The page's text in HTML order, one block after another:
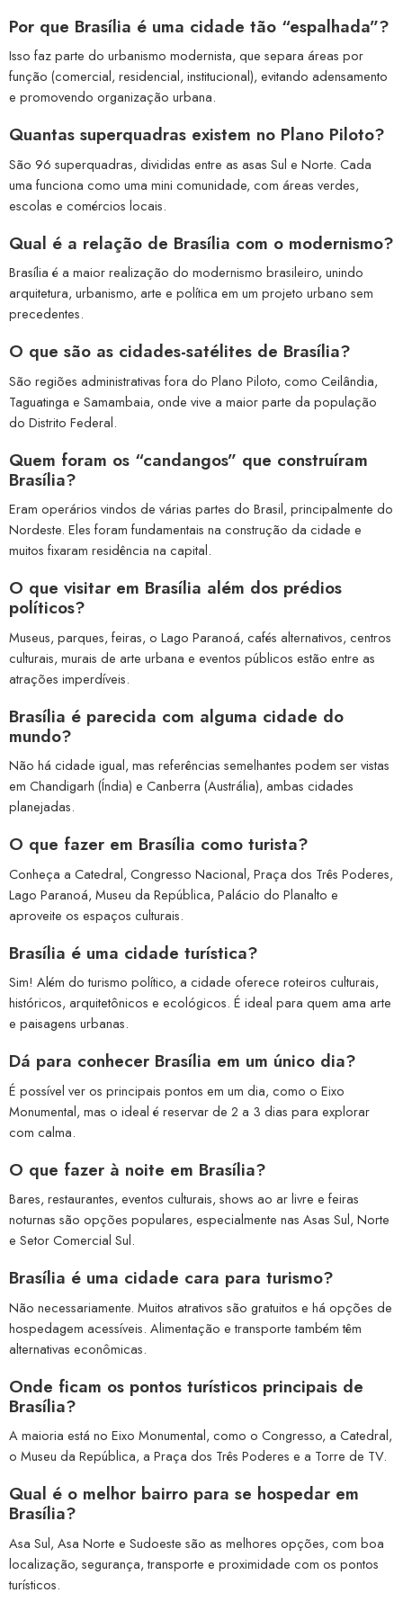
Por que Brasília é uma cidade tão “espalhada”?
Isso faz parte do urbanismo modernista, que separa áreas por
função (comercial, residencial, institucional), evitando adensamento
e promovendo organização urbana.
Quantas superquadras existem no Plano Piloto?
São 96 superquadras, divididas entre as asas Sul e Norte. Cada
uma funciona como uma mini comunidade, com áreas verdes,
escolas e comércios locais.
Qual é a relação de Brasília com o modernismo?
Brasília é a maior realização do modernismo brasileiro, unindo
arquitetura, urbanismo, arte e política em um projeto urbano sem
precedentes.
O que são as cidades-satélites de Brasília?
São regiões administrativas fora do Plano Piloto, como Ceilândia,
Taguatinga e Samambaia, onde vive a maior parte da população
do Distrito Federal.
Quem foram os “candangos” que construíram
Brasília?
Eram operários vindos de várias partes do Brasil, principalmente do
Nordeste. Eles foram fundamentais na construção da cidade e
muitos fixaram residência na capital.
O que visitar em Brasília além dos prédios
políticos?
Museus, parques, feiras, o Lago Paranoá, cafés alternativos, centros
culturais, murais de arte urbana e eventos públicos estão entre as
atrações imperdíveis.
Brasília é parecida com alguma cidade do
mundo?
Não há cidade igual, mas referências semelhantes podem ser vistas
em Chandigarh (Índia) e Canberra (Austrália), ambas cidades
planejadas.
O que fazer em Brasília como turista?
Conheça a Catedral, Congresso Nacional, Praça dos Três Poderes,
Lago Paranoá, Museu da República, Palácio do Planalto e
aproveite os espaços culturais.
Brasília é uma cidade turística?
Sim! Além do turismo político, a cidade oferece roteiros culturais,
históricos, arquitetônicos e ecológicos. É ideal para quem ama arte
e paisagens urbanas.
Dá para conhecer Brasília em um único dia?
É possível ver os principais pontos em um dia, como o Eixo
Monumental, mas o ideal é reservar de 2 a 3 dias para explorar
com calma.
O que fazer à noite em Brasília?
Bares, restaurantes, eventos culturais, shows ao ar livre e feiras
noturnas são opções populares, especialmente nas Asas Sul, Norte
e Setor Comercial Sul.
Brasília é uma cidade cara para turismo?
Não necessariamente. Muitos atrativos são gratuitos e há opções de
hospedagem acessíveis. Alimentação e transporte também têm
alternativas econômicas.
Onde ficam os pontos turísticos principais de
Brasília?
A maioria está no Eixo Monumental, como o Congresso, a Catedral,
o Museu da República, a Praça dos Três Poderes e a Torre de TV.
Qual é o melhor bairro para se hospedar em
Brasília?
Asa Sul, Asa Norte e Sudoeste são as melhores opções, com boa
localização, segurança, transporte e proximidade com os pontos
turísticos.